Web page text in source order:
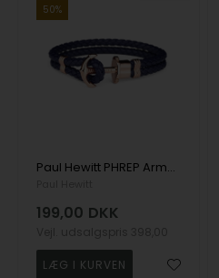
50%
Paul Hewitt PHREP Armbånd rosaguldfarvet 16 cm - PH-PH-L-R-N-XS
199,00 DKK